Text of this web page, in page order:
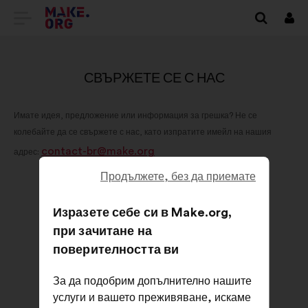
ОТИДЕТЕ
НАЧАЛНАТА
НА
MAKE.ORG
СВЪРЖЕТЕ СЕ С НАС
Имате идея, предложение или информация за грешка? Не се
колебайте да се свържете с нас, като изпратите имейл на нашия
адрес: contact-br@make.org
Продължете, без да приемате
Изразете себе си в Make.org,
при зачитане на
поверителността ви
За да подобрим допълнително нашите
услуги и вашето преживяване, искаме